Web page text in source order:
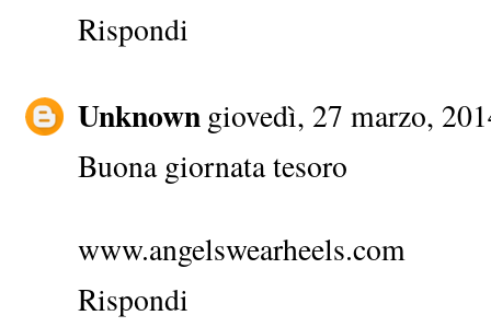
Rispondi
Unknown giovedì, 27 marzo,
Buona giornata tesoro
www.angelswearheels.com
Rispondi